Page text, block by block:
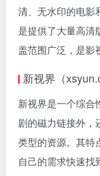
清、无水印的电影
是提供了大量高清
盖范围广泛，是影
新视界（
新视界是一个综合
剧的磁力链接外，
类型的资源。其特
自己的需求快速找